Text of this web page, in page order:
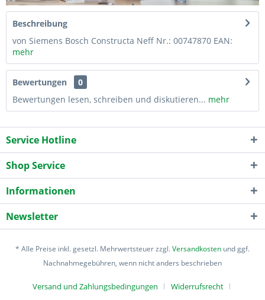
Beschreibung
von Siemens Bosch Constructa Neff Nr.: 00747870 EAN:
mehr
Bewertungen
0
Bewertungen lesen, schreiben und diskutieren... mehr
Service Hotline
Shop Service
Informationen
Newsletter
* Alle Preise inkl. gesetzl. Mehrwertsteuer zzgl.Versandkosten und ggf.
Nachnahmegebühren, wenn nicht anders beschrieben
Versand und Zahlungsbedingungen Widerrufsrecht